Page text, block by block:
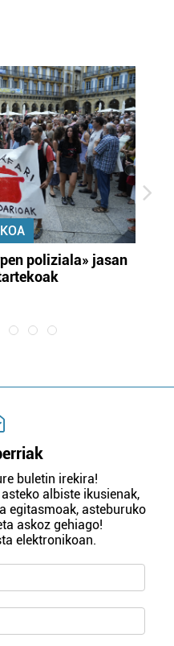
poliziala» jasan
buletin irekira!
albiste ikusienak,
egitasmoak, asteburuko
askoz gehiago!
elektronikoan.